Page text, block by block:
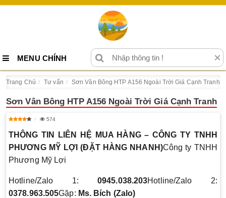
MENU CHÍNH ×
Trang Chủ Tư vấn Sơn Vân Bông HTP A156 Ngoài Trời Giá Cạnh Tranh
Sơn Vân Bông HTP A156 Ngoài Trời Giá Cạnh Tranh
574
THÔNG TIN LIÊN HỆ MUA HÀNG – CÔNG TY TNHH
PHƯƠNG MỸ LỢI (ĐẶT HÀNG NHANH)Công ty TNHH
Phương Mỹ Lợi
Hotline/Zalo 1:0945.038.203Hotline/Zalo 2:
0378.963.505Gặp: Ms. Bích (Zalo)